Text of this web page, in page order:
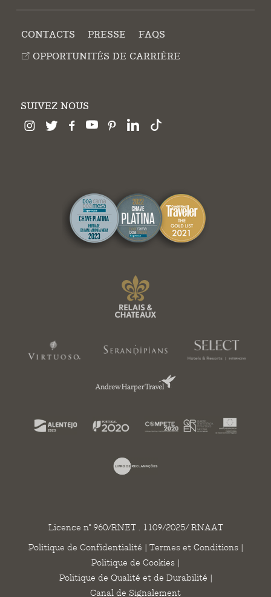
CONTACTS PRESSE
FAQS
OPPORTUNITÉS DE CARRIÈRE
SUIVEZ NOUS
Licence n° 960/RNET . 1109/2025/ RNAAT
Politique de Confidentialité | Termes et Conditions|
Politique de Cookies |
Politique de Qualité et de Durabilité |
Canal de Signalement